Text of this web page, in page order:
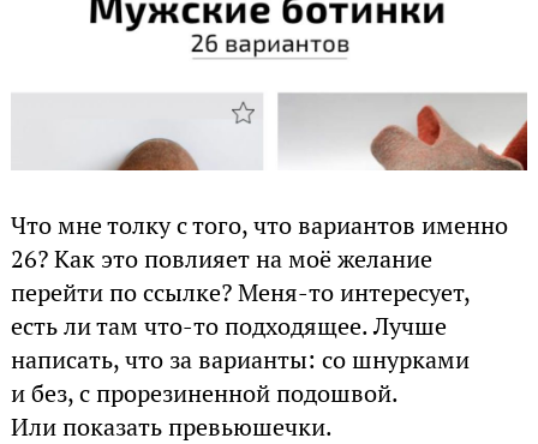
Что мне толку с того, что вариантов именно
26? Как это повлияет на моё желание
перейти по ссылке? Меня-то интересует,
есть ли там что-то подходящее. Лучше
написать, что за варианты: со шнурками
и без, с прорезиненной подошвой.
Или показать превьюшечки.